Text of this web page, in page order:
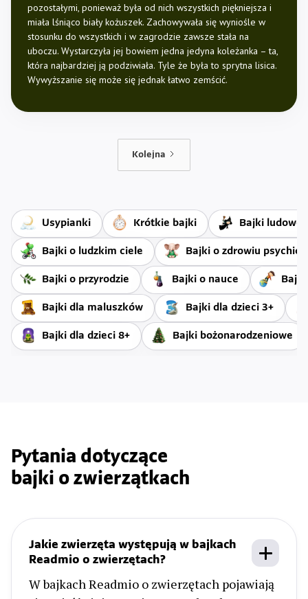
pozostałymi, ponieważ była od nich wszystkich piękniejsza i
miała lśniąco biały kożuszek. Zachowywała się wyniośle w
stosunku do wszystkich i w zagrodzie zawsze stała na
uboczu. Wystarczyła jej bowiem jedna jedyna koleżanka – ta,
która najbardziej ją podziwiała. Tyle że była to sprytna lisica.
Wywyższanie się może się jednak łatwo zemścić.
Kolejna
Usypianki Krótkie bajki Bajki ludowe
Bajki o ludzkim ciele Bajki o zdrowiu
Bajki o przyrodzie Bajki o nauce
Bajki dla maluszków Bajki dla dzieci 3+
Bajki dla dzieci 8+ Bajki bożonarodzeniowe
Pytania dotyczące
bajki o zwierzątkach
Jakie zwierzęta występują w bajkach
Readmio o zwierzętach?
W bajkach Readmio o zwierzętach pojawiają